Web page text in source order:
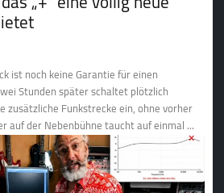
ist noch keine Garantie für einen
Stunden später schaltet plötzlich
zusätzliche Funkstrecke ein, ohne vorher
auf der Nebenbühne taucht auf einmal ...